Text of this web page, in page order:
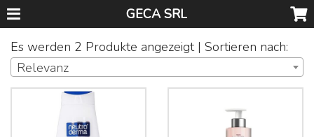
GECA SRL
Es werden 2 Produkte angezeigt | Sortieren nach:
Relevanz